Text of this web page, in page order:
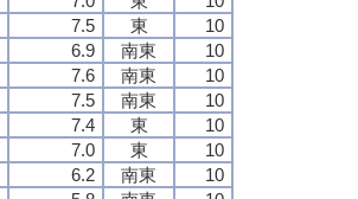
7.5 東
10
6.9 南東
10
7.6 南東
10
7.5 南東
10
7.4 東
10
7.0 東
10
6.2 南東
10